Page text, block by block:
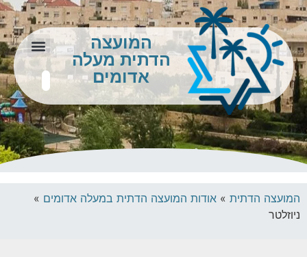
המועצה
הדתית מעלה
אדומים
המועצה הדתית » אודות המועצה הדתית במעלה אדומים »
ניוזלטר